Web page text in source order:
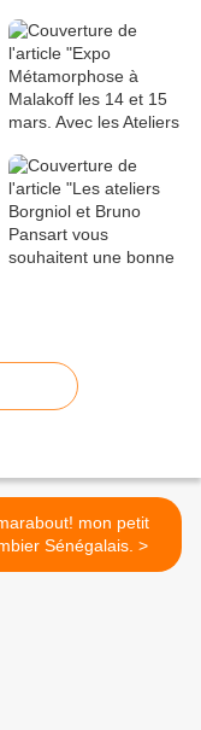
mon petit
plombier Sénégalais. >